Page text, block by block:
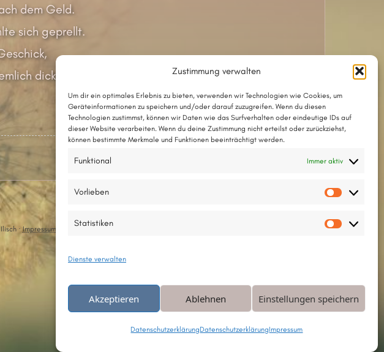
Zustimmung verwalten
Um dir ein optimales Erlebnis zu bieten, verwenden wir Technologien wie Cookies, um
Geräteinformationen zu speichern und/oder darauf zuzugreifen. Wenn du diesen
Technologien zustimmst, können wir Daten wie das Surfverhalten oder eindeutige IDs auf
dieser Website verarbeiten. Wenn du deine Zustimmung nicht erteilst oder zurückziehst,
können bestimmte Merkmale und Funktionen beeinträchtigt werden.
Funktional Immer aktiv
Vorlieben
Statistiken
Dienste verwalten
Akzeptieren Ablehnen Einstellungen speichern
DatenschutzerklärungDatenschutzerklärungImpressum
dem Geld.
sich geprellt.
dick.
·Impressum